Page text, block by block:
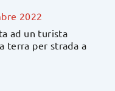
2022
ad un turista
terra per strada a